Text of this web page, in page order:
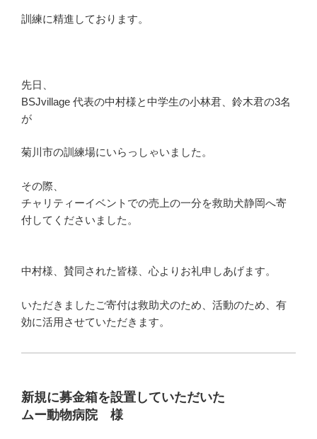
訓練に精進しております。
先日、
BSJvillage 代表の中村様と中学生の小林君、鈴木君の3名
が
菊川市の訓練場にいらっしゃいました。
その際、
チャリティーイベントでの売上の一分を救助犬静岡へ寄
付してくださいました。
中村様、賛同された皆様、心よりお礼申しあげます。
いただきましたご寄付は救助犬のため、活動のため、有
効に活用させていただきます。
新規に募金箱を設置していただいた
ムー動物病院 様